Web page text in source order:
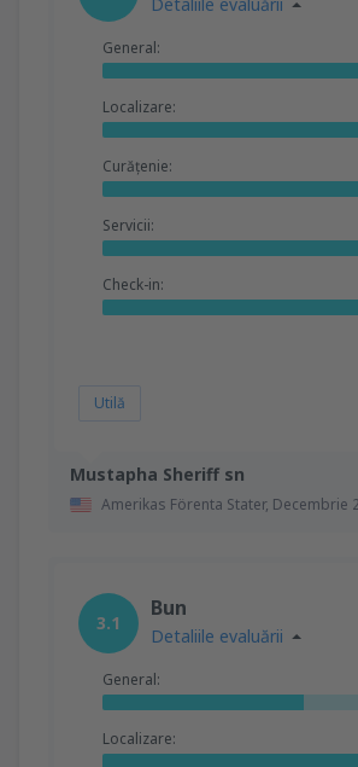
Mustapha Sheriff sn
Amerikas Förenta Stater, Decembrie
General:
Localizare:
Curățenie:
Servicii:
Check-in:
Utilă
3.1
Bun
Detaliile evaluării
General:
Localizare: